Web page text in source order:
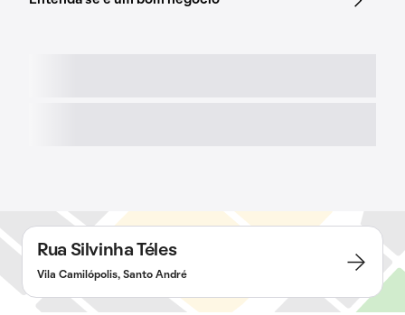
Rua Silvinha Téles
Vila Camilópolis, Santo André